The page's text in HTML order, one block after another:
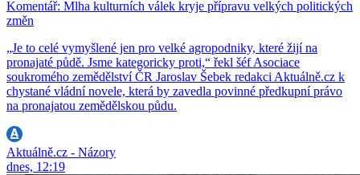
Komentář: Mlha kulturních válek kryje přípravu velkých politických
změn
„Je to celé vymyšlené jen pro velké agropodniky, které žijí na
pronajaté půdě. Jsme kategoricky proti,“ řekl šéf Asociace
soukromého zemědělství ČR Jaroslav Šebek redakci Aktuálně.cz k
chystané vládní novele, která by zavedla povinné předkupní právo
na pronajatou zemědělskou půdu.
Aktuálně.cz - Názory
dnes, 12:19